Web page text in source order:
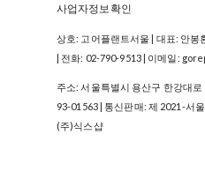
사업자정보확인
상호: 고어플랜트서울 | 대표: 안
| 전화: 02-790-9513 | 이메일:
주소: 서울특별시 용산구 한강대
93-01563| 통신판매: 제 2021-서
(주)식스샵